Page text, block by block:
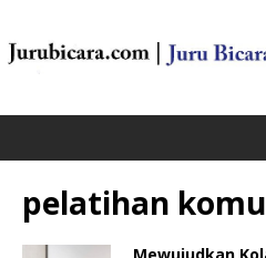
pelatihan